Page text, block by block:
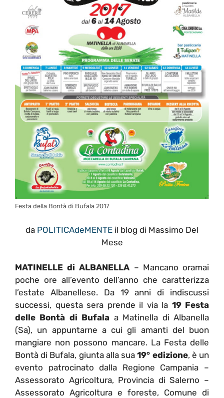
Festa della Bontà di Bufala 2017
da POLITICAdeMENTE il blog di Massimo Del
Mese
MATINELLE di ALBANELLA – Mancano oramai
poche ore all’evento dell’anno che caratterizza
l’estate Albanellese. Da 19 anni di indiscussi
successi, questa sera prende il via la 19 Festa
delle Bontà di Bufala a Matinella di Albanella
(Sa), un appuntarne a cui gli amanti del buon
mangiare non possono mancare. La Festa delle
Bontà di Bufala, giunta alla sua19° edizione, è un
evento patrocinato dalla Regione Campania –
Assessorato Agricoltura, Provincia di Salerno –
Assessorato Agricoltura e foreste, Comune di